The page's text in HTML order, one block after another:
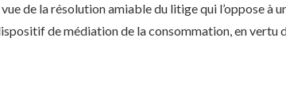
de la résolution amiable du litige qui l’oppose à
de médiation de la consommation, en vertu